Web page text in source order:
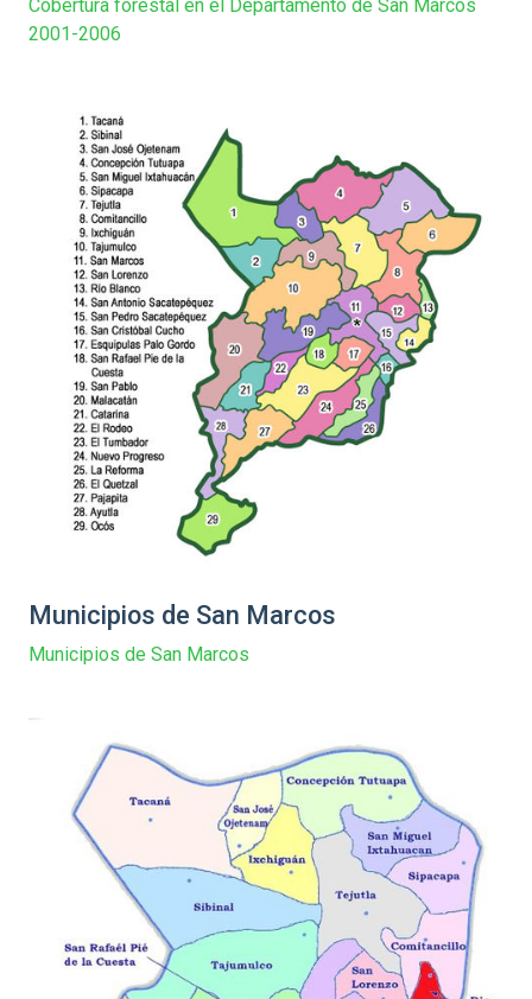
Cobertura forestal en el Departamento de San Marcos
2001-2006
Municipios de San Marcos
Municipios de San Marcos